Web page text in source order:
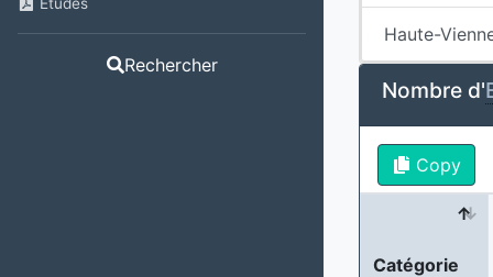
Rechercher
Haute-
Nombre d'
Copy
Catégorie